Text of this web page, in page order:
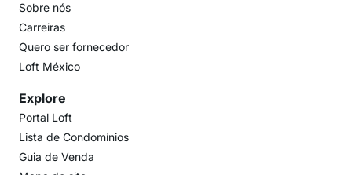
Sobre nós
Carreiras
Quero ser fornecedor
Loft México
Explore
Portal Loft
Lista de Condomínios
Guia de Venda